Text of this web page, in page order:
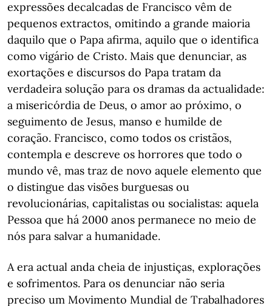
expressões decalcadas de Francisco vêm de
pequenos extractos, omitindo a grande maioria
daquilo que o Papa afirma, aquilo que o identifica
como vigário de Cristo. Mais que denunciar, as
exortações e discursos do Papa tratam da
verdadeira solução para os dramas da actualidade:
a misericórdia de Deus, o amor ao próximo, o
seguimento de Jesus, manso e humilde de
coração. Francisco, como todos os cristãos,
contempla e descreve os horrores que todo o
mundo vê, mas traz de novo aquele elemento que
o distingue das visões burguesas ou
revolucionárias, capitalistas ou socialistas: aquela
Pessoa que há 2000 anos permanece no meio de
nós para salvar a humanidade.
A era actual anda cheia de injustiças, explorações
e sofrimentos. Para os denunciar não seria
preciso um Movimento Mundial de Trabalhadores